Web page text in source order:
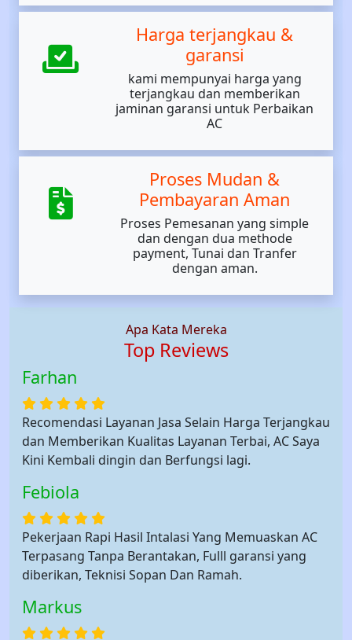
Harga terjangkau &
garansi
kami mempunyai harga yang
terjangkau dan memberikan
jaminan garansi untuk Perbaikan
AC
Proses Mudan &
Pembayaran Aman
Proses Pemesanan yang simple
dan dengan dua methode
payment, Tunai dan Tranfer
dengan aman.
Apa Kata Mereka
Top Reviews
Farhan
Recomendasi Layanan Jasa Selain Harga Terjangkau
dan Memberikan Kualitas Layanan Terbai, AC Saya
Kini Kembali dingin dan Berfungsi lagi.
Febiola
Pekerjaan Rapi Hasil Intalasi Yang Memuaskan AC
Terpasang Tanpa Berantakan, Fulll garansi yang
diberikan, Teknisi Sopan Dan Ramah.
Markus